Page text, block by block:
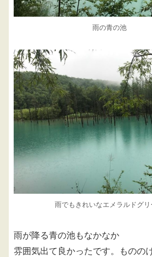
雨の青の池
雨でもきれいなエメラルドグリ
雨が降る青の池もなかなか
雰囲気出て良かったです。ものの